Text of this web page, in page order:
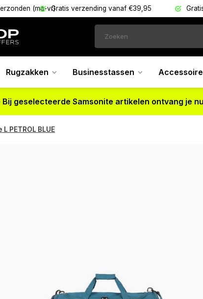
(ma-vr)Gratis verzending vanaf €39,95
Rugzakken Businesstassen
geselecteerde Samsonite artikelen ontvang je
PETROL BLUE